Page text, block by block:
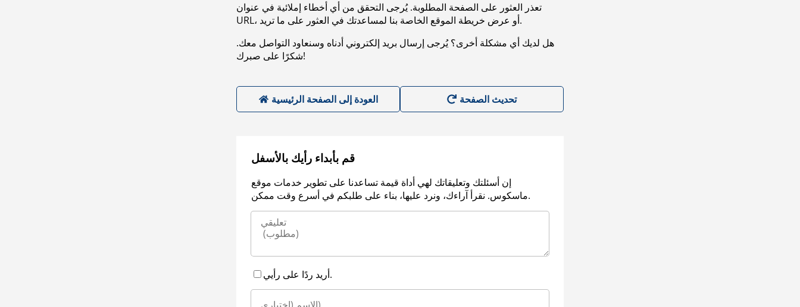
تعذر العثور على الصفحة المطلوبة. يُرجى التحقق من أي أخطاء إملائية في عنوان
URL، أو عرض خريطة الموقع الخاصة بنا لمساعدتك في العثور على ما تريد.
هل لديك أي مشكلة أخرى؟ يُرجى إرسال بريد إلكتروني أدناه وسنعاود التواصل معك.
شكرًا على صبرك!
العودة إلى الصفحة الرئيسية
قم بأبداء رأيك بالأسفل
إن أسئلتك وتعليقاتك لهي أداة قيمة تساعدنا على تطوير خدمات موقع
ماسكوس. نقرأ آراءك، ونرد عليها، بناء على طلبكم في أسرع وقت ممكن.
أريد ردًا على رأيي.